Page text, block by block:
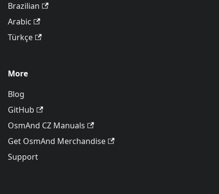
Brazilian
Arabic
Türkçe
More
Blog
GitHub
OsmAnd CZ Manuals
Get OsmAnd Merchandise
Support